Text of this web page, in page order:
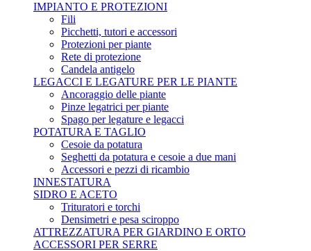
IMPIANTO E PROTEZIONI
Fili
Picchetti, tutori e accessori
Protezioni per piante
Rete di protezione
Candela antigelo
LEGACCI E LEGATURE PER LE PIANTE
Ancoraggio delle piante
Pinze legatrici per piante
Spago per legature e legacci
POTATURA E TAGLIO
Cesoie da potatura
Seghetti da potatura e cesoie a due mani
Accessori e pezzi di ricambio
INNESTATURA
SIDRO E ACETO
Trituratori e torchi
Densimetri e pesa sciroppo
ATTREZZATURA PER GIARDINO E ORTO
ACCESSORI PER SERRE